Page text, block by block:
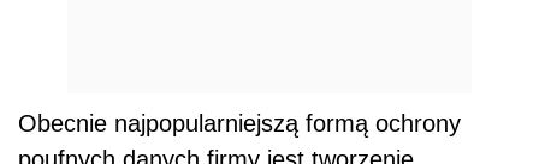
Obecnie najpopularniejszą formą ochrony